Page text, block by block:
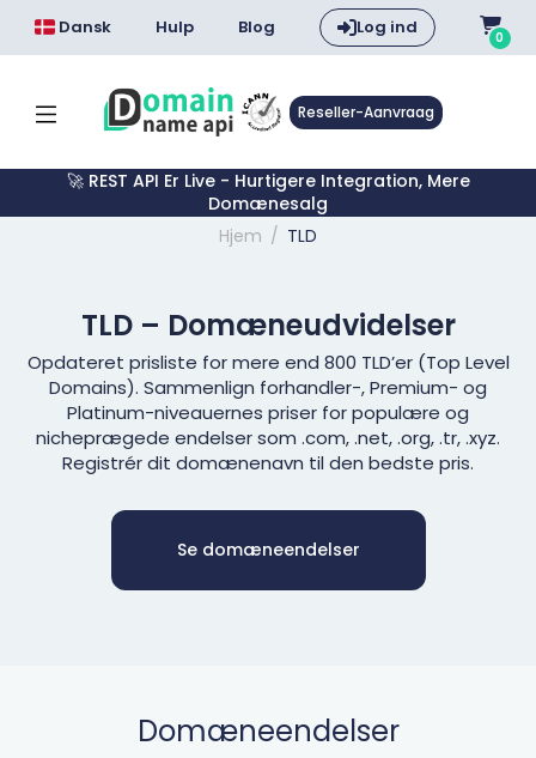
Dansk Hulp Blog Log ind 0
Reseller-Aanvraag
🚀 REST API Er Live - Hurtigere Integration, Mere
Domænesalg
Hjem
TLD
TLD – Domæneudvidelser
Opdateret prisliste for mere end 800 TLD’er (Top Level
Domains). Sammenlign forhandler-, Premium- og
Platinum-niveauernes priser for populære og
nicheprægede endelser som .com, .net, .org, .tr, .xyz.
Registrér dit domænenavn til den bedste pris.
Se domæneendelser
Domæneendelser